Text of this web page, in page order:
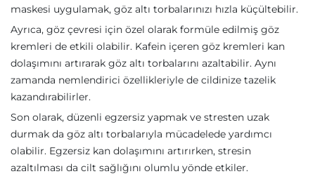
maskesi uygulamak, göz altı torbalarınızı hızla küçültebilir.
Ayrıca, göz çevresi için özel olarak formüle edilmiş göz
kremleri de etkili olabilir. Kafein içeren göz kremleri kan
dolaşımını artırarak göz altı torbalarını azaltabilir. Aynı
zamanda nemlendirici özellikleriyle de cildinize tazelik
kazandırabilirler.
Son olarak, düzenli egzersiz yapmak ve stresten uzak
durmak da göz altı torbalarıyla mücadelede yardımcı
olabilir. Egzersiz kan dolaşımını artırırken, stresin
azaltılması da cilt sağlığını olumlu yönde etkiler.